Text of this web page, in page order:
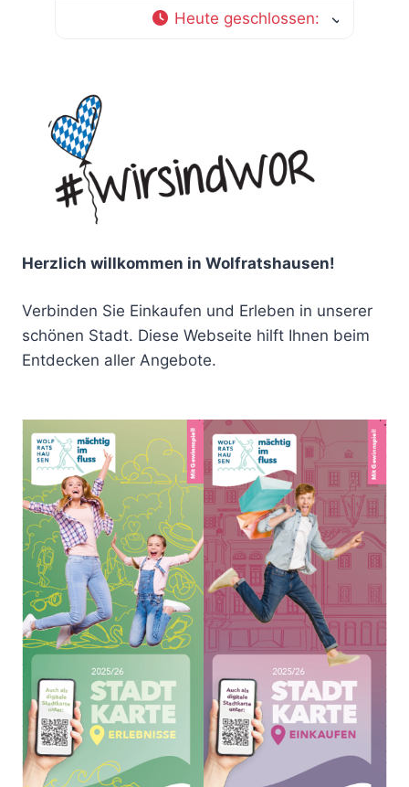
Heute geschlossen:
Herzlich willkommen in Wolfratshausen!
Verbinden Sie Einkaufen und Erleben in unserer
schönen Stadt. Diese Webseite hilft Ihnen beim
Entdecken aller Angebote.